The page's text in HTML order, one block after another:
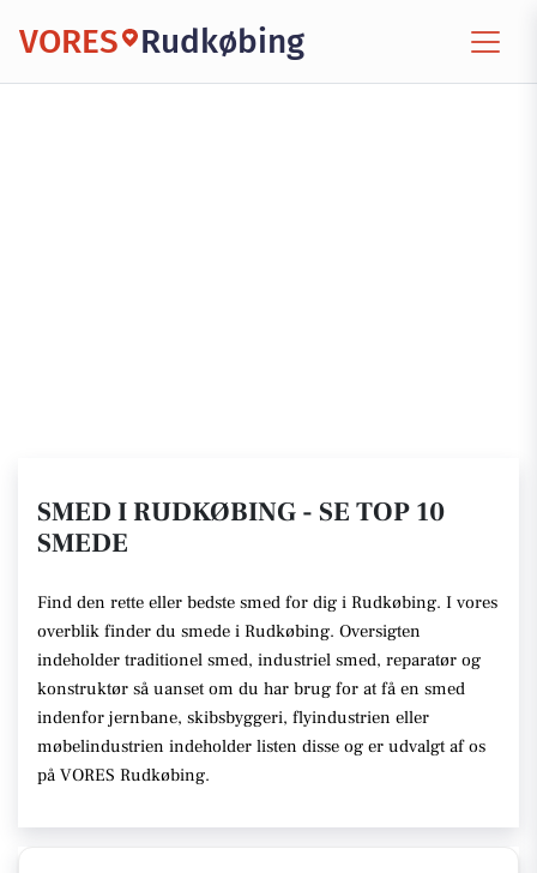
VORES Rudkøbing
SMED I RUDKØBING - SE TOP 10
SMEDE
Find den rette eller bedste smed for dig i Rudkøbing. I vores
overblik finder du smede i Rudkøbing. Oversigten
indeholder traditionel smed, industriel smed, reparatør og
konstruktør så uanset om du har brug for at få en smed
indenfor jernbane, skibsbyggeri, flyindustrien eller
møbelindustrien indeholder listen disse og er udvalgt af os
på VORES Rudkøbing.